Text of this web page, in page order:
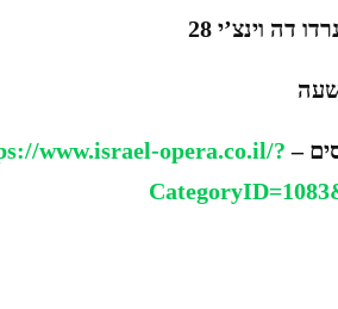
דה וינצ’י 28
–
www.israel-opera.co.il/?
CategoryID=1083